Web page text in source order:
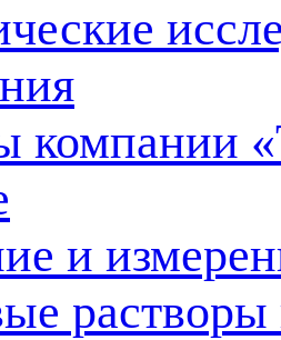
компании
и